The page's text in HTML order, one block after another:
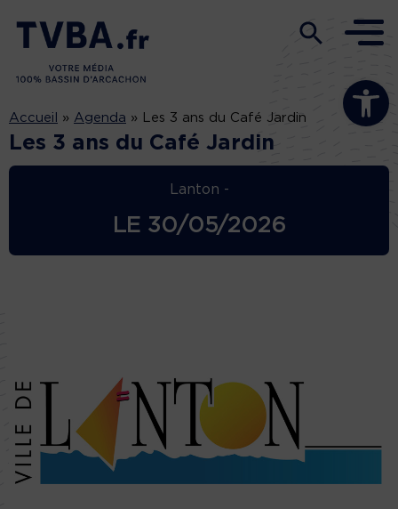
Ouvrir la
Accueil » Agenda » Les 3 ans du Café Jardin
Les 3 ans du Café Jardin
Lanton -
LE 30/05/2026